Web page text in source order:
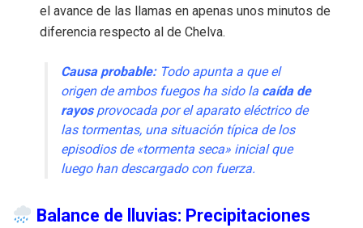
el avance de las llamas en apenas unos minutos de
diferencia respecto al de Chelva.
Causa probable:Todo apunta a que el
origen de ambos fuegos ha sido la caída de
rayosprovocada por el aparato eléctrico de
las tormentas, una situación típica de los
episodios de «tormenta seca» inicial que
luego han descargado con fuerza.
Balance de lluvias: Precipitaciones